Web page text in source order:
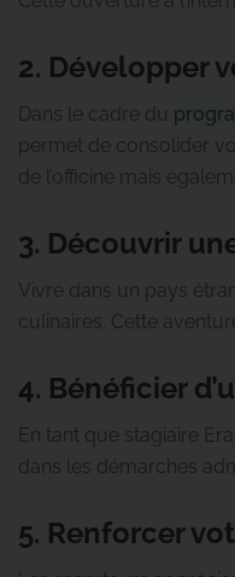
2. Développer
Dans le cadre du
permet de consolider
de l’officine mais
3. Découvrir
Vivre dans un pays
culinaires. Cette
4. Bénéficier
En tant que stagiaire
dans les démarches
5. Renforcer